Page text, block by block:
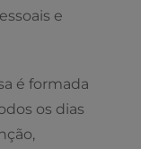
e
é formada
os dias